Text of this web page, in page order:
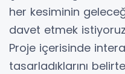
her kesiminin
davet etmek
Proje içerisinde
tasarladıklarını